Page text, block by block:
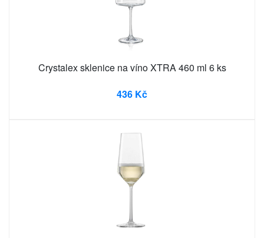
Crystalex sklenice na víno XTRA 460 ml 6 ks
436 Kč